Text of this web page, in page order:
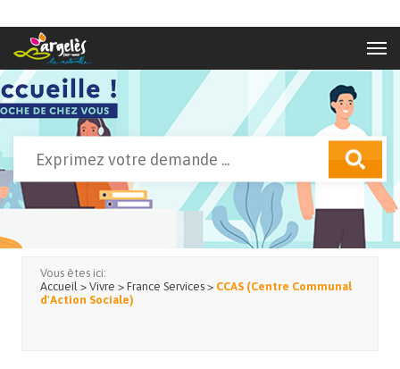
Formulaire de recherche
Vous êtes ici:
Accueil > Vivre > France Services > CCAS (Centre Communal
d'Action Sociale)